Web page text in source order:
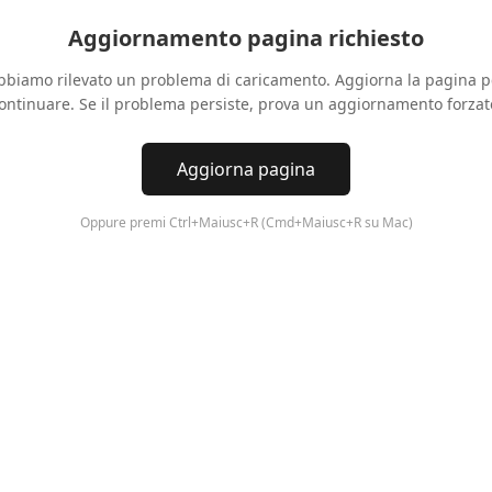
Aggiornamento pagina richiesto
rilevato un problema di caricamento. Aggiorna la pagina
Se il problema persiste, prova un aggiornamento
Aggiorna pagina
Oppure premi Ctrl+Maiusc+R (Cmd+Maiusc+R su Mac)